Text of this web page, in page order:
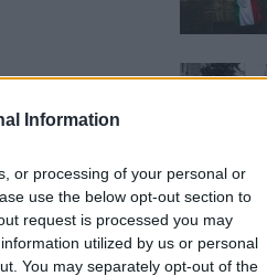
Information
or processing of your personal or
use the below opt-out section to
request is processed you may
utilized by us or personal
You may separately opt-out of the